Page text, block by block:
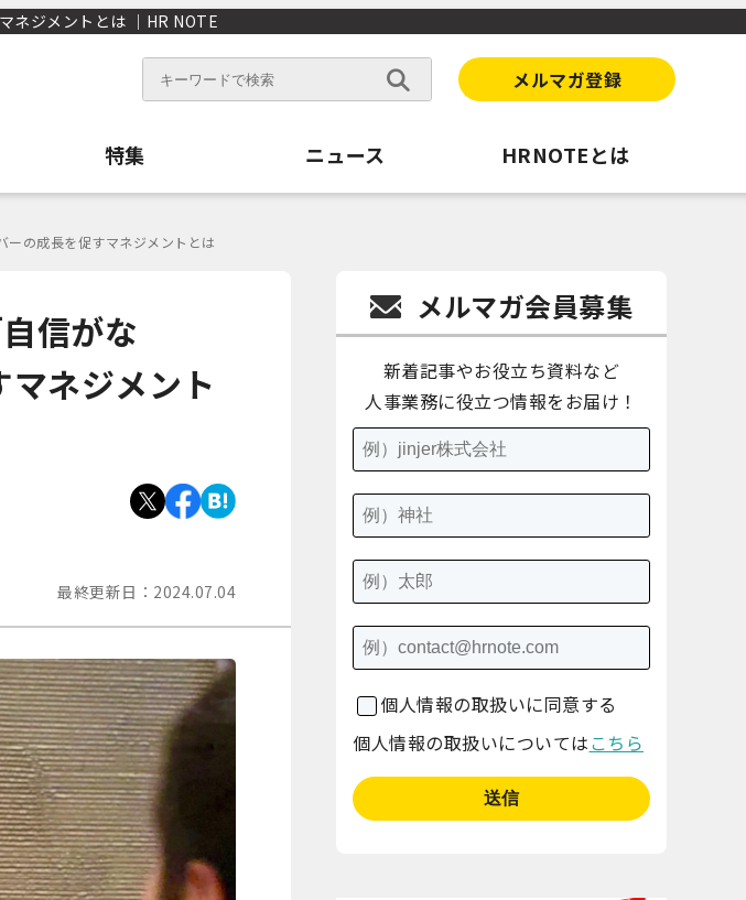
ネジメントとは ｜HR NOTE
メルマガ登録
特集 ニュース HRNOTEとは
の成長を促すマネジメントとは
信がな
ネジメント
最終更新日： 2024.07.04
メルマガ会員募集
新着記事やお役立ち資料など
人事業務に役立つ情報をお届け！
個人情報の取扱いに同意する
個人情報の取扱いについては こちら